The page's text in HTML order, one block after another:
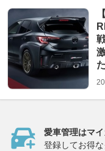
愛車管理はマ
登録してお得